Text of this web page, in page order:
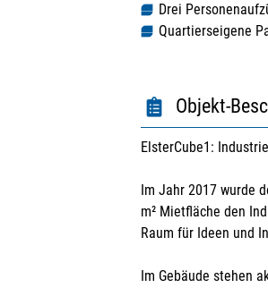
Drei
Quartierseigene
Objekt-
ElsterCube1:
Im Jahr 2017 wurde
m² Mietfläche den
Raum für Ideen und
Im Gebäude stehen